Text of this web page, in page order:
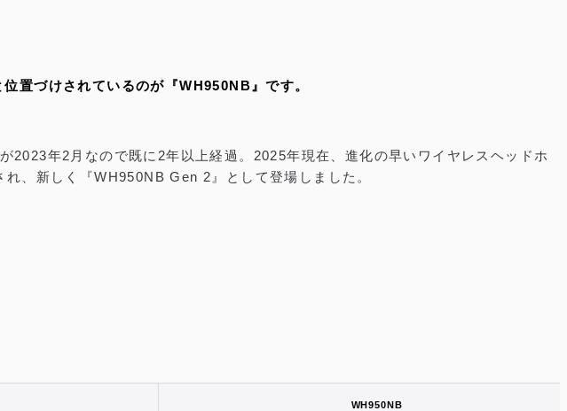
置づけされているのが『WH950NB』です。
2023年2月なので既に2年以上経過。2025年現在、進化の早いワイヤレスヘッドホ
、新しく『WH950NB Gen 2』として登場しました。
WH950NB